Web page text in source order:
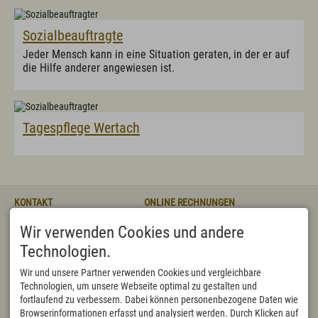
Sozialbeauftragte
Jeder Mensch kann in eine Situation geraten, in der er auf
die Hilfe anderer angewiesen ist.
Tagespflege Wertach
KONTAKT
Rathausstraße 3
87497 Wertach
DEUTSCHLAND
+49 8365 702 10
Fax +49 8365 702 122
rathaus@wertach.de
ONLINE RECHNUNGEN
rechnung@wertach.de
https://formularserver-
bp.bayern.de/sichererKontakt?
caller=89885343764
BEHÖRDENNUMMER 115
ÖFFNUNGSZEITEN
Wir verwenden Cookies und andere
Technologien.
Wir und unsere Partner verwenden Cookies und vergleichbare
Technologien, um unsere Webseite optimal zu gestalten und
fortlaufend zu verbessern. Dabei können personenbezogene Daten wie
Browserinformationen erfasst und analysiert werden. Durch Klicken auf